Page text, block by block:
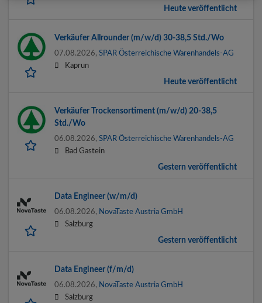
Heute veröffentlicht
Verkäufer Allrounder (m/w/d) 30-38,5 Std./Wo
07.08.2026, SPAR Österreichische Warenhandels-AG
Kaprun
Heute veröffentlicht
Verkäufer Trockensortiment (m/w/d) 20-38,5
Std./Wo
06.08.2026, SPAR Österreichische Warenhandels-AG
Bad Gastein
Gestern veröffentlicht
Data Engineer (w/m/d)
06.08.2026, NovaTaste Austria GmbH
Salzburg
Gestern veröffentlicht
Data Engineer (f/m/d)
06.08.2026, NovaTaste Austria GmbH
Salzburg